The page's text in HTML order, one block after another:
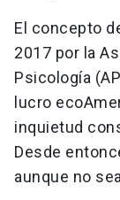
El concepto
2017 por la
Psicología
lucro
inquietud
Desde
aunque no